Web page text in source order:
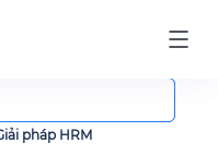
pháp HRM